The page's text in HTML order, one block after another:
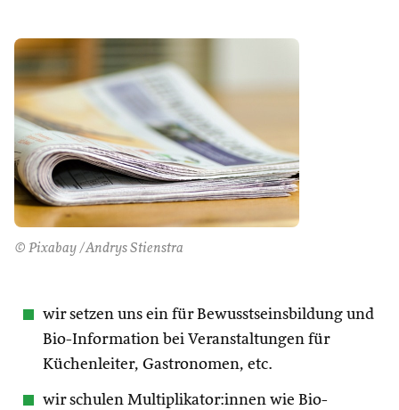
© Pixabay /Andrys Stienstra
wir setzen uns ein für Bewusstseinsbildung und
Bio-Information bei Veranstaltungen für
Küchenleiter, Gastronomen, etc.
wir schulen Multiplikator:innen wie Bio-